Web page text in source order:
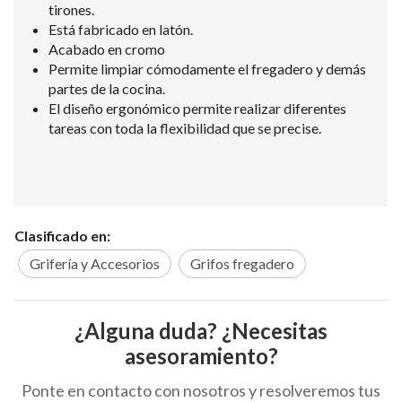
tirones.
Está fabricado en latón.
Acabado en cromo
Permite limpiar cómodamente el fregadero y demás
partes de la cocina.
El diseño ergonómico permite realizar diferentes
tareas con toda la flexibilidad que se precise.
Clasificado en:
Grifería y Accesorios
Grifos fregadero
¿Alguna duda? ¿Necesitas
asesoramiento?
Ponte en contacto con nosotros y resolveremos tus